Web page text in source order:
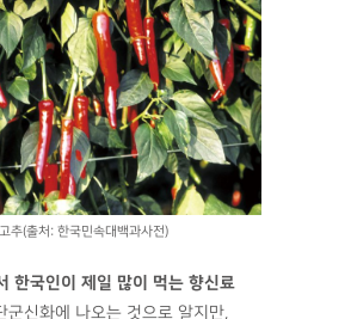
고추(출처: 한국민속대백과사전)
한국인이 제일 많이 먹는 향신료
군신화에 나오는 것으로 알지만,